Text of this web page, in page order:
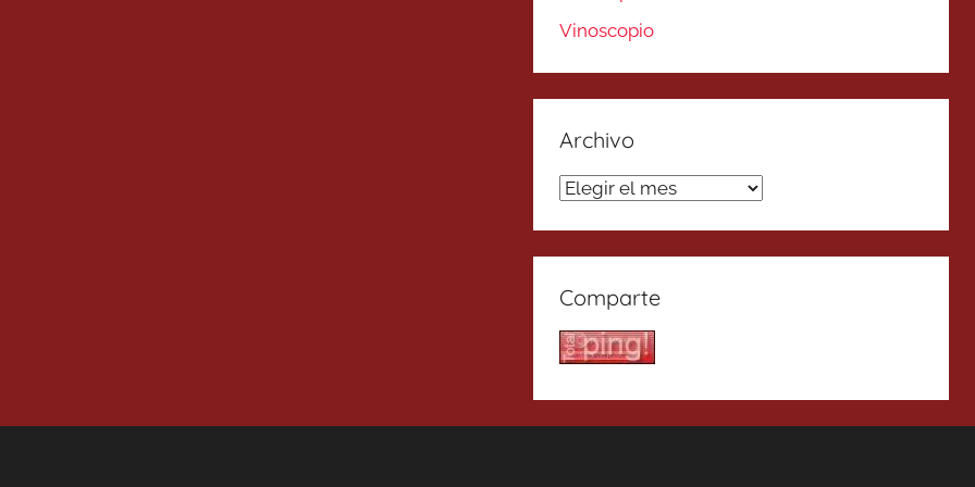
Vinoscopio
Archivo
Archivo
Comparte